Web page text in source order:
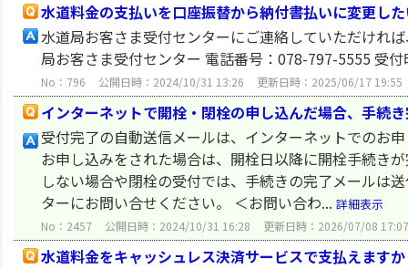
水道料金の支払いを口座振替から納付書払いに変更し
水道局お客さま受付センターにご連絡していただけれ
局お客さま受付センター 電話番号：078-797-5555 受
No：796 公開日時：2024/10/31 13:26 更新日時：2025/06/17 19:55
インターネットで開栓・閉栓の申し込んだ場合、手続
受付完了の自動送信メールは、インターネットでのお
お申し込みをされた場合は、開栓日以降に開栓手続き
しない場合や閉栓の受付では、手続きの完了メールは
ターにお問い合せください。 ＜お問い合わ... 詳細表示
No：2457 公開日時：2024/10/31 16:28 更新日時：2026/07/08 17:07
水道料金をキャッシュレス決済サービスで支払えます